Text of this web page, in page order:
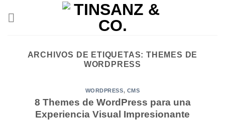
ARCHIVOS DE ETIQUETAS:THEMES DE
WORDPRESS
WORDPRESS, CMS
8 Themes de WordPress para una
Experiencia Visual Impresionante